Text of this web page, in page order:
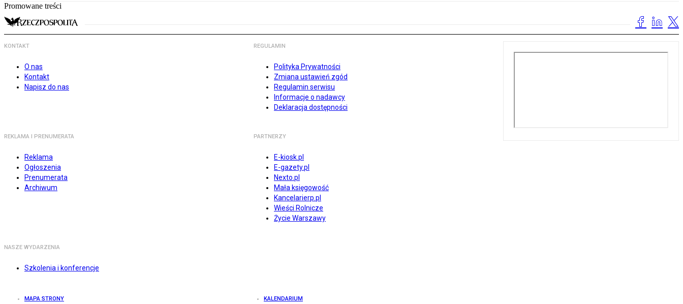
Promowane treści
KONTAKT
O nas
Kontakt
Napisz do nas
REGULAMIN
Polityka Prywatności
Zmiana ustawień zgód
Regulamin serwisu
Informacje o nadawcy
Deklaracja dostępności
REKLAMA I PRENUMERATA
Reklama
Ogłoszenia
Prenumerata
Archiwum
PARTNERZY
E-kiosk.pl
E-gazety.pl
Nexto.pl
Mała księgowość
Kancelarierp.pl
Wieści Rolnicze
Życie Warszawy
NASZE WYDARZENIA
Szkolenia i konferencje
MAPA STRONY KALENDARIUM